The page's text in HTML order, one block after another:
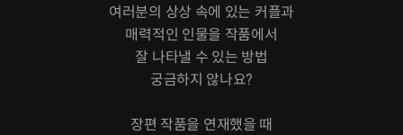
여러분의 상상 속에 있는 커플과
매력적인 인물을 작품에서
잘 나타낼 수 있는 방법
궁금하지 않나요?
장편 작품을 연재했을 때